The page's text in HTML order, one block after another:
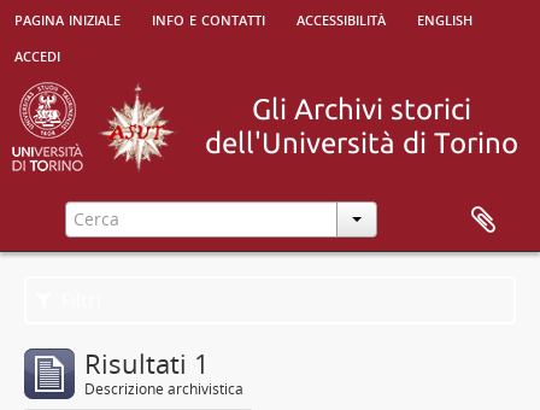
pagina iniziale info e contatti accessibilità
english
accedi
Risultati 1
Descrizione archivistica